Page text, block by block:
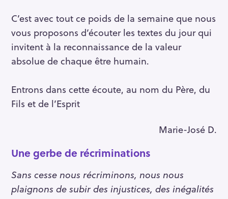
C’est avec tout ce poids de la semaine que nous
vous proposons d’écouter les textes du jour qui
invitent à la reconnaissance de la valeur
absolue de chaque être humain.
Entrons dans cette écoute, au nom du Père, du
Fils et de l’Esprit
Marie-José D.
Une gerbe de récriminations
Sans cesse nous récriminons, nous nous
plaignons de subir des injustices, des inégalités